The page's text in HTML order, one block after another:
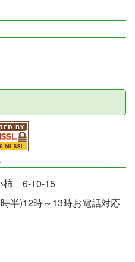
柿 6-10-15
半)12時～13時お電話対応